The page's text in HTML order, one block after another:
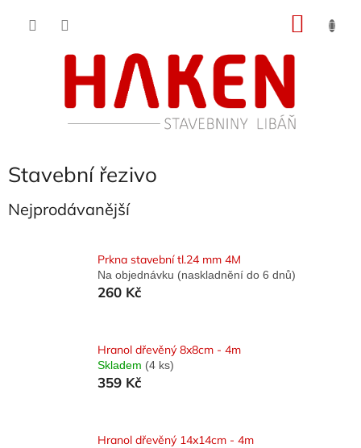
Stavební řezivo
Nejprodávanější
Prkna stavební tl.24 mm 4M
Na objednávku (naskladnění do 6 dnů)
260 Kč
Hranol dřevěný 8x8cm - 4m
Skladem (4 ks)
359 Kč
Hranol dřevěný 14x14cm - 4m